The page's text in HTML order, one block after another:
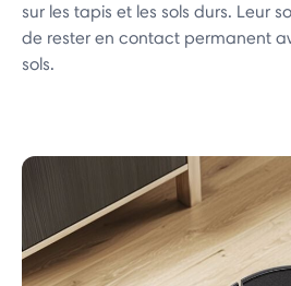
sur les tapis et les sols durs. Leur
de rester en contact permanent
sols.